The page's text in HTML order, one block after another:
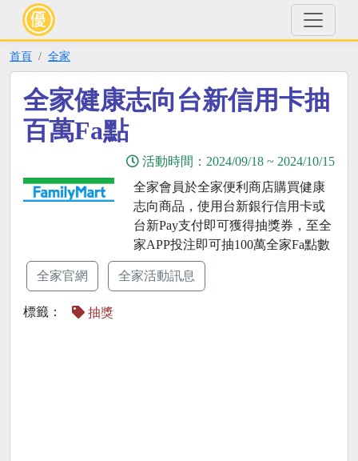
首頁 全家
全家健康志向台新信用卡抽
百萬Fa點
活動時間： 2024/09/18 ~ 2024/10/15
全家會員於全家便利商店購買健康
志向商品，使用台新銀行信用卡或
台新Pay支付即可獲得抽獎券，至全
家APP投注即可抽100萬全家Fa點數
全家官網 全家活動訊息
標籤： 抽獎